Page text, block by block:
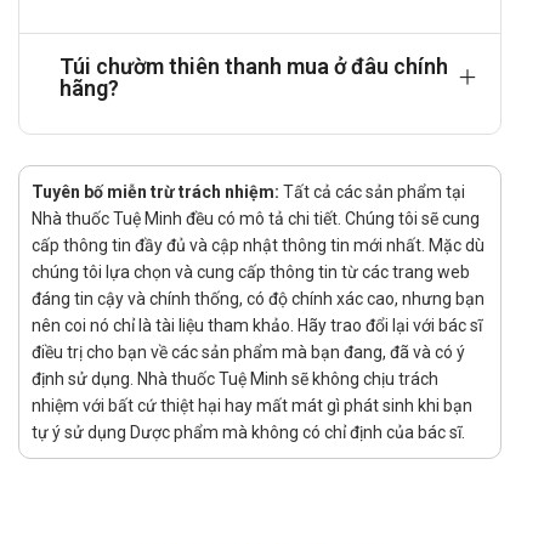
làm tan bầm máu, tê chân tay, đau nhức hông.
Chườm làm giảm đau thần kinh, giảm đau bụng, giảm nếp
dụng cho người già, trẻ em giúp ngăn ngừa được các bệnh
về viêm khớp, đau nhức do lạnh.
Chườm lạnh khi bị sốt cao, bong gân, va đập.
Giá Túi chườm thiên thanh là bao nhiêu?
Giá củaTúi chườm thiên thanhhiện đang được
thuốc Tuệ Minh cập nhật. Để biết chính xác giá Túi
chườm thiên thanh các bạn vui lòng liên hệ hotline công
tyCall/Zalo: 0889.969.368để chúng tôi tư vấn và kiểm
tra báo giá thời điểm hiện tại.
Mua Túi chườm thiên thanh ở đâu?
Túi chườm thiên thanh mua ở đâu chính
hãng?
Tuyên bố miễn trừ trách nhiệm: Tất cả các sản phẩm tại
Nhà thuốc Tuệ Minh đều có mô tả chi tiết. Chúng tôi sẽ cung
cấp thông tin đầy đủ và cập nhật thông tin mới nhất. Mặc dù
chúng tôi lựa chọn và cung cấp thông tin từ các trang web
đáng tin cậy và chính thống, có độ chính xác cao, nhưng bạn
nên coi nó chỉ là tài liệu tham khảo. Hãy trao đổi lại với bác sĩ
điều trị cho bạn về các sản phẩm mà bạn đang, đã và có ý
định sử dụng. Nhà thuốc Tuệ Minh sẽ không chịu trách
nhiệm với bất cứ thiệt hại hay mất mát gì phát sinh khi bạn
tự ý sử dụng Dược phẩm mà không có chỉ định của bác sĩ.